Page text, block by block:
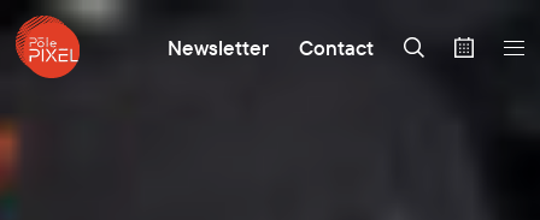
Newsletter Contact